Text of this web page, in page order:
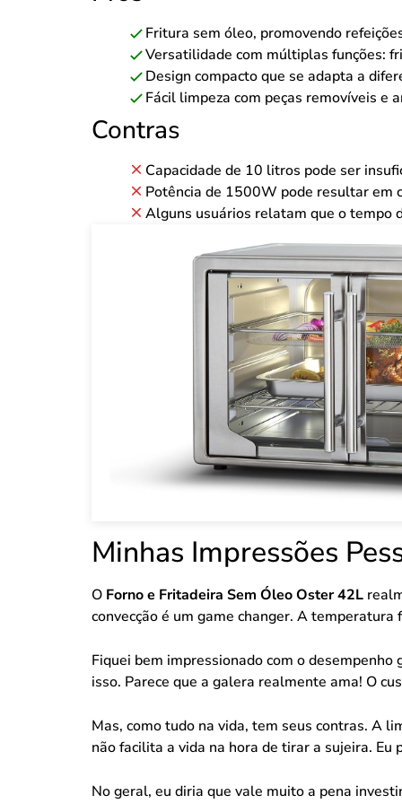
Fritura sem óleo, promovendo
Versatilidade com múltiplas funções:
Design compacto que se adapta a
Fácil limpeza com peças removíveis e
Contras
Capacidade de 10 litros pode ser
Potência de 1500W pode resultar em
Alguns usuários relatam que o tempo
Minhas Impressões
O Forno e Fritadeira Sem Óleo Oster 42L
convecção é um game changer. A
Fiquei bem impressionado com o
isso. Parece que a galera realmente ama! O
Mas, como tudo na vida, tem seus contras. A
não facilita a vida na hora de tirar a sujeira. Eu
No geral, eu diria que vale muito a pena